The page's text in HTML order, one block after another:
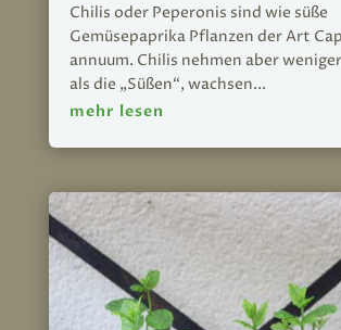
Chilis oder Peperonis sind wie süße
Gemüsepaprika Pflanzen der Art
annuum. Chilis nehmen aber
als die „Süßen“, wachsen...
mehr lesen